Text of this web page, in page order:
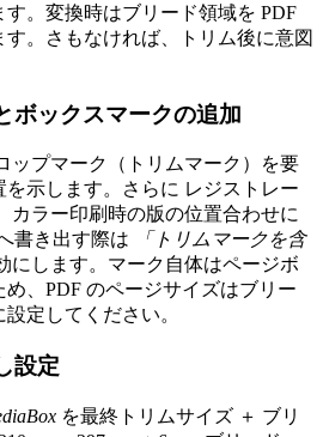
。変換時はブリード領域を PDF
。さもなければ、トリム後に意図
ボックスマークの追加
ップマーク
（トリムマーク）を要
示します。さらに レジストレー
カラー印刷時の版の位置合わせに
書き出す際は
「トリムマークを含
にします。マーク自体はページボ
、PDF のページサイズはブリー
定してください。
設定
を最終トリムサイズ ＋ ブリ